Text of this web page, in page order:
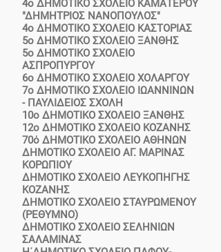
4ο ΔΗΜΟΤΙΚΟ ΣΧΟΛΕΙΟ ΚΑΜΑΤΕΡΟΥ
"ΔΗΜΗΤΡΙΟΣ ΝΑΝΟΠΟΥΛΟΣ"
4ο ΔΗΜΟΤΙΚΟ ΣΧΟΛΕΙΟ ΚΑΣΤΟΡΙΑΣ
5ο ΔΗΜΟΤΙΚΟ ΣΧΟΛΕΙΟ ΞΑΝΘΗΣ
5ο ΔΗΜΟΤΙΚΟ ΣΧΟΛΕΙΟ
ΑΣΠΡΟΠΥΡΓΟΥ
6ο ΔΗΜΟΤΙΚΟ ΣΧΟΛΕΙΟ ΧΟΛΑΡΓΟΥ
7ο ΔΗΜΟΤΙΚΟ ΣΧΟΛΕΙΟ ΙΩΑΝΝΙΝΩΝ
- ΠΑΥΛΙΔΕΙΟΣ ΣΧΟΛΗ
10ο ΔΗΜΟΤΙΚΟ ΣΧΟΛΕΙΟ ΞΑΝΘΗΣ
12ο ΔΗΜΟΤΙΚΟ ΣΧΟΛΕΙΟ ΚΟΖΑΝΗΣ
70ό ΔΗΜΟΤΙΚΟ ΣΧΟΛΕΙΟ ΑΘΗΝΩΝ
ΔΗΜΟΤΙΚΟ ΣΧΟΛΕΙΟ ΑΓ. ΜΑΡΙΝΑΣ
ΚΟΡΩΠΙΟΥ
ΔΗΜΟΤΙΚΟ ΣΧΟΛΕΙΟ ΛΕΥΚΟΠΗΓΗΣ
ΚΟΖΑΝΗΣ
ΔΗΜΟΤΙΚΟ ΣΧΟΛΕΙΟ ΣΤΑΥΡΩΜΕΝΟΥ
(ΡΕΘΥΜΝΟ)
ΔΗΜΟΤΙΚΟ ΣΧΟΛΕΙΟ ΣΕΛΗΝΙΩΝ
ΣΑΛΑΜΙΝΑΣ